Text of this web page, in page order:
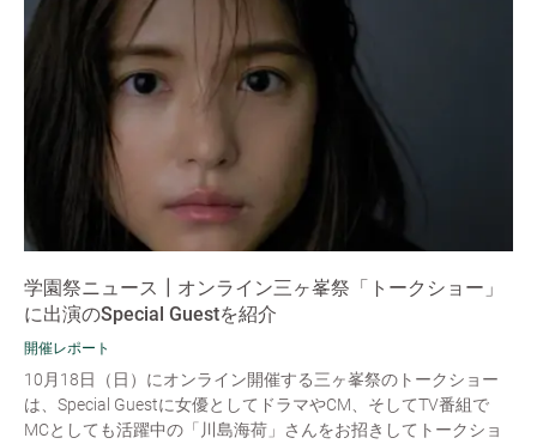
学園祭ニュース┃オンライン三ヶ峯祭「トークショー」
に出演のSpecial Guestを紹介
開催レポート
10月18日（日）にオンライン開催する三ヶ峯祭のトークショー
は、Special Guestに女優としてドラマやCM、そしてTV番組で
MCとしても活躍中の「川島海荷」さんをお招きしてトークショ